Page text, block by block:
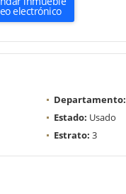
electrónico
Departamento:
Estado: Usado
Estrato: 3